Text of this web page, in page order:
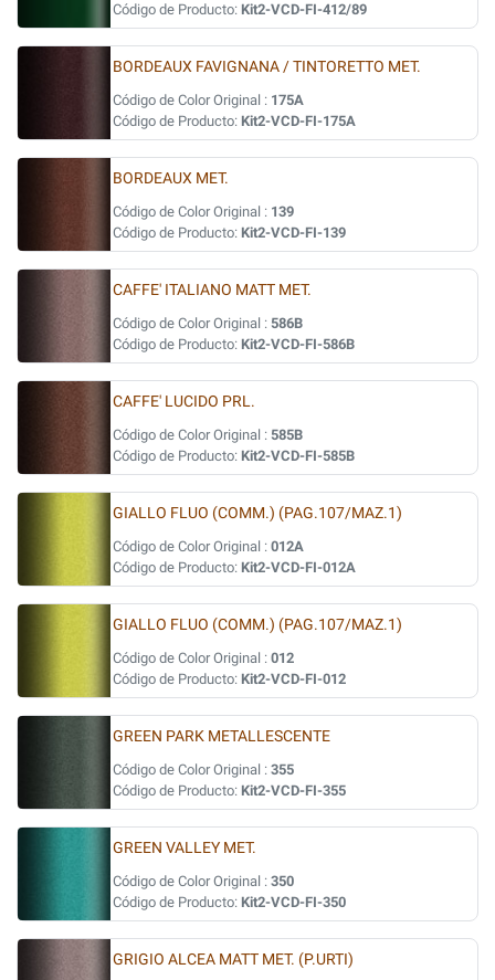
Código de Producto: Kit2-VCD-FI-412/89
BORDEAUX FAVIGNANA / TINTORETTO MET.
Código de Color Original : 175A
Código de Producto: Kit2-VCD-FI-175A
BORDEAUX MET.
Código de Color Original : 139
Código de Producto: Kit2-VCD-FI-139
CAFFE' ITALIANO MATT MET.
Código de Color Original : 586B
Código de Producto: Kit2-VCD-FI-586B
CAFFE' LUCIDO PRL.
Código de Color Original : 585B
Código de Producto: Kit2-VCD-FI-585B
GIALLO FLUO (COMM.) (PAG.107/MAZ.1)
Código de Color Original : 012A
Código de Producto: Kit2-VCD-FI-012A
GIALLO FLUO (COMM.) (PAG.107/MAZ.1)
Código de Color Original : 012
Código de Producto: Kit2-VCD-FI-012
GREEN PARK METALLESCENTE
Código de Color Original : 355
Código de Producto: Kit2-VCD-FI-355
GREEN VALLEY MET.
Código de Color Original : 350
Código de Producto: Kit2-VCD-FI-350
GRIGIO ALCEA MATT MET. (P.URTI)